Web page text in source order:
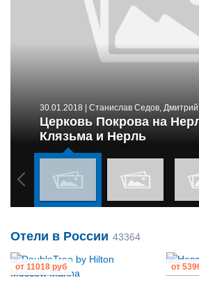
30.01.2018 | Станислав Седов,
Церковь Покрова на
Клязьма и Нерль
Отели в России 43364
от 11018 руб от